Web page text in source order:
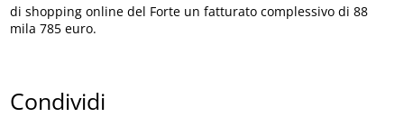
di shopping online del Forte un fatturato complessivo di 88
mila 785 euro.
Condividi